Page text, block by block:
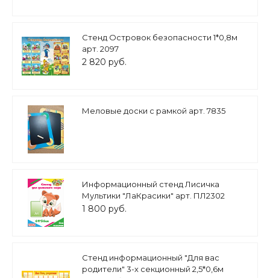
Стенд Островок безопасности 1*0,8м
арт. 2097
2 820 руб.
Меловые доски с рамкой арт. 7835
Информационный стенд Лисичка
Мультики "ЛаКрасики" арт. ПЛ2302
1 800 руб.
Стенд информационный "Для вас
родители" 3-х секционный 2,5*0,6м